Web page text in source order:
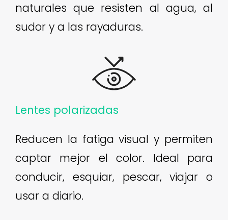
naturales que resisten al agua, al
sudor y a las rayaduras.
Lentes polarizadas
Reducen la fatiga visual y permiten
captar mejor el color. Ideal para
conducir, esquiar, pescar, viajar o
usar a diario.